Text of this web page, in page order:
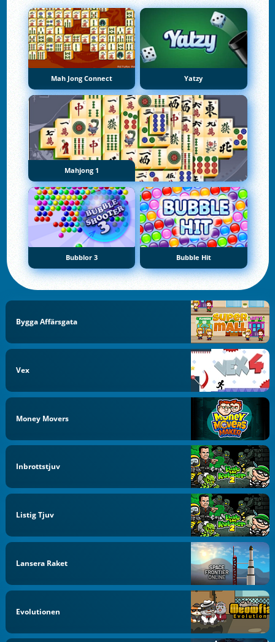
Mah Jong Connect Yatzy
Mahjong 1
Bubblor 3 Bubble Hit
Bygga Affärsgata
Vex
Money Movers
Inbrottstjuv
Listig Tjuv
Lansera Raket
Evolutionen